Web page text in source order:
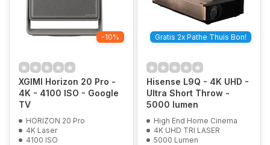
-10%
XGIMI Horizon 20 Pro -
4K - 4100 ISO - Google
TV
HORIZON 20 Pro
4K Laser
4100 ISO
Gratis 2x Pathe Thuis Bon!
Hisense L9Q - 4K UHD -
Ultra Short Throw -
5000 lumen
High End Home Cinema
4K UHD TRI LASER
5000 Lumen